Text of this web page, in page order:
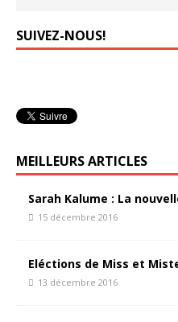
SUIVEZ-NOUS!
MEILLEURS ARTICLES
Sarah Kalume : La
15 décembre 2016
Eléctions de Miss et
13 décembre 2016